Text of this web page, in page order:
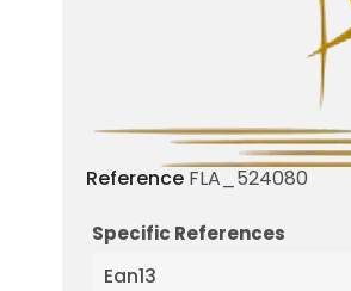
Reference FLA_524080
Specific References
Ean13